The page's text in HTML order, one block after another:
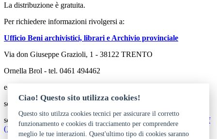
La distribuzione è gratuita.
Per richiedere informazioni rivolgersi a:
Ufficio Beni archivistici, librari e Archivio provinciale
Via don Giuseppe Grazioli, 1 - 38122 TRENTO
Ornella Brol - tel. 0461 494462
e-mail:
scarica il libro:
scarica il sommario:
Elleno mi perdoneranno l'ardire_Sommario.pdf
(129,16 kB)
Ciao! Questo sito utilizza cookies!
Questo sito utilzza cookies tecnici per assicurare il corretto
funzionamento e cookies di tracciamento per comprendere
meglio le tue interazioni. Quest'ultimo tipo di cookies saranno